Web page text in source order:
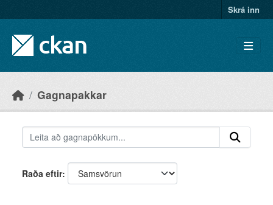
Skrá inn
Gagnapakkar
Raða eftir